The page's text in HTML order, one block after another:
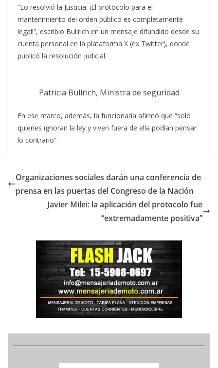
“Lo resolvió la Justicia: ¡El protocolo para el
mantenimiento del orden público es completamente
legal!”, escribió Bullrich en un mensaje difundido desde su
cuenta personal en la plataforma X (ex Twitter), donde
publicó la resolución judicial.
Patricia Bullrich, Ministra de seguridad
En ese marco, además, la funcionaria afirmó que “solo
quienes ignoran la ley y viven fuera de ella podían pensar
lo contrario”.
Organizaciones sociales darán una conferencia de
prensa en las puertas del Congreso de la Nación
Javier Milei: la aplicación del protocolo fue
“extremadamente positiva”